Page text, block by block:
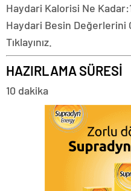
Haydari Kalorisi Ne Kadar:
Haydari Besin Değerlerini
Tıklayınız.
HAZIRLAMA SÜRESİ
10 dakika